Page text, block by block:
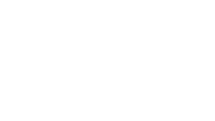
Café in Odense ist eine
Ort, um den Tag zu
von Montag bis Freitag
Kaffee zu genießen.